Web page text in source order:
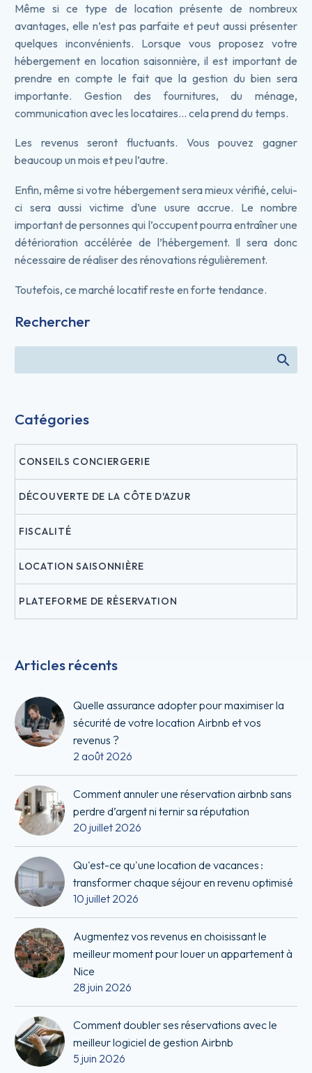
Même si ce type de location présente de nombreux
avantages, elle n’est pas parfaite et peut aussi présenter
quelques inconvénients. Lorsque vous proposez votre
hébergement en location saisonnière, il est important de
prendre en compte le fait que la gestion du bien sera
importante. Gestion des fournitures, du ménage,
communication avec les locataires… cela prend du temps.
Les revenus seront fluctuants. Vous pouvez gagner
beaucoup un mois et peu l’autre.
Enfin, même si votre hébergement sera mieux vérifié, celui-
ci sera aussi victime d’une usure accrue. Le nombre
important de personnes qui l’occupent pourra entraîner une
détérioration accélérée de l’hébergement. Il sera donc
nécessaire de réaliser des rénovations régulièrement.
Toutefois, ce marché locatif reste en forte tendance.
Rechercher
Catégories
CONSEILS CONCIERGERIE
DÉCOUVERTE DE LA CÔTE D'AZUR
FISCALITÉ
LOCATION SAISONNIÈRE
PLATEFORME DE RÉSERVATION
Articles récents
Quelle assurance adopter pour maximiser la
sécurité de votre location Airbnb et vos
revenus ?
2 août 2026
Comment annuler une réservation airbnb sans
perdre d’argent ni ternir sa réputation
20 juillet 2026
Qu'est-ce qu'une location de vacances :
transformer chaque séjour en revenu optimisé
10 juillet 2026
Augmentez vos revenus en choisissant le
meilleur moment pour louer un appartement à
Nice
28 juin 2026
Comment doubler ses réservations avec le
meilleur logiciel de gestion Airbnb
5 juin 2026